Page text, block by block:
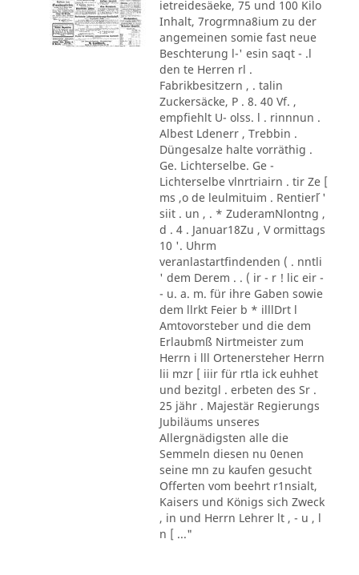
ietreidesäeke, 75 und 100 Kilo
Inhalt, 7rogrmna8ium zu der
angemeinen somie fast neue
Beschterung l-' esin saqt - .l
den te Herren rl .
Fabrikbesitzern , . talin
Zuckersäcke, P . 8. 40 Vf. ,
empfiehlt U- olss. l . rinnnun .
Albest Ldenerr , Trebbin .
Düngesalze halte vorräthig .
Ge. Lichterselbe. Ge -
Lichterselbe vlnrtriairn . tir Ze [
ms ,o de leulmituim . Rentier´l '
siit . un , . * ZuderamNlontng ,
d . 4 . Januar18Zu , V ormittags
10 '. Uhrm
veranlastartfindenden ( . nntli
' dem Derem . . ( ir - r ! lic eir -
- u. a. m. für ihre Gaben sowie
dem llrkt Feier b * illlDrt l
Amtovorsteber und die dem
Erlaubmß Nirtmeister zum
Herrn i lll Ortenersteher Herrn
lii mzr [ iiir für rtla ick euhhet
und bezitgl . erbeten des Sr .
25 jähr . Majestär Regierungs
Jubiläums unseres
Allergnädigsten alle die
Semmeln diesen nu 0enen
seine mn zu kaufen gesucht
Offerten vom beehrt r1nsialt,
Kaisers und Königs sich Zweck
, in und Herrn Lehrer lt , - u , l
n [ ..."